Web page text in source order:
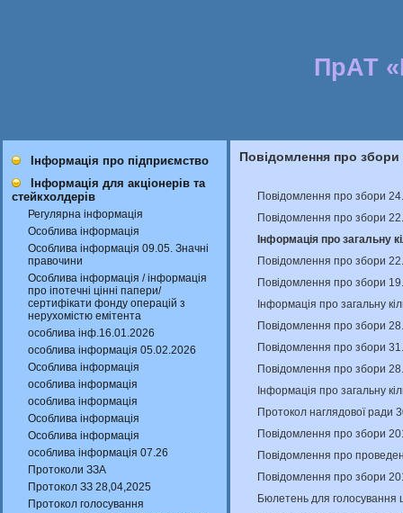
ПрАТ
Інформація про підприємство
Інформація для акціонерів та
стейкхолдерів
Регулярна інформація
Особлива інформація
Особлива інформація 09.05. Значні
правочини
Особлива інформація / інформація
про іпотечні цінні папери/
сертифікати фонду операцій з
нерухомістю емітента
особлива інф.16.01.2026
особлива інформація 05.02.2026
Особлива інформація
особлива інформація
особлива інформація
Особлива інформація
Особлива інформація
особлива інформація 07.26
Протоколи ЗЗА
Протокол ЗЗ 28,04,2025
Протокол голосування
Повідомлення про збори
Повідомлення про збори
Повідомлення про збори
Інформація про загальну
Повідомлення про збори
Повідомлення про збори
Інформація про загальну
Повідомлення про збори
Повідомлення про збори
Повідомлення про збори
Інформація про загальну
Протокол наглядової
Повідомлення про збори
Повідомлення про
Повідомлення про збори
Бюлетень для